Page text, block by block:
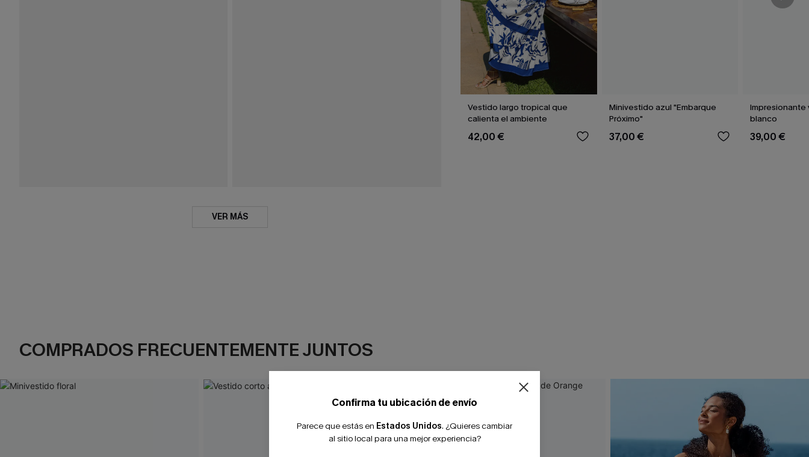
VER MÁS
Vestido largo tropical que
calienta el ambiente
42,00 €
Minivestido azul "Embarque
Próximo"
37,00 €
blanco
39,00 €
COMPRADOS FRECUENTEMENTE JUNTOS
Confirma tu ubicación de envío
Parece que estás en Estados Unidos. ¿Quieres cambiar
al sitio local para una mejor experiencia?
-10% extra sin compra mínima